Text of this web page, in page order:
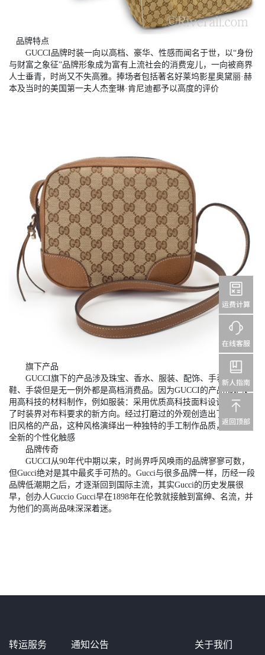
品牌特点
GUCCI品牌时装一向以高档、豪华、性感而闻名于世，以“身份
与财富之象征”品牌形象成为富有上流社会的消费宠儿，一向被商界
人士垂青，时尚又不失高雅。捧场者包括著名好莱坞影星奥黛丽·赫
本及当时的美国第一夫人杰奎琳·肯尼迪都予以高度的评价
旗下产品
GUCCI旗下的产品涉及珠宝、香水、服装、配饰、手表、高跟
鞋、手袋但是无一例外都是高档消费品。因为GUCCI的产品都是使
用高科技的材料制作，例如服装：采用优质高科技面料设计，领导
了时装界对布料要求的新方向。经过打磨过的外观创造出了gucci怀
旧风格的产品，这种风格演绎出一种独特的手工制作品质，加强了
全新的个性化触感
品牌传奇
GUCCI从90年代中期以来，时尚界呼风唤雨的品牌寥寥可数，
但Gucci绝对是其中最炙手可热的。Gucci与很多品牌一样，历经一段
品牌低潮期之后，才逐渐回到国际主流，其实Gucci的历史发展很
早，创办人Guccio Gucci早在1898年在伦敦就接触到富绅、名流，并
为他们的高尚品味深深着迷。
转运服务 通知公告 关于我们